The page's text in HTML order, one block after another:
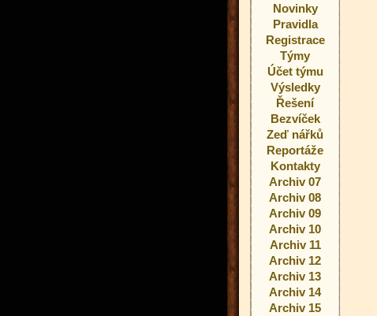
Novinky
Pravidla
Registrace
Týmy
Účet týmu
Výsledky
Řešení
Bezvíček
Zeď nářků
Reportáže
Kontakty
Archiv 07
Archiv 08
Archiv 09
Archiv 10
Archiv 11
Archiv 12
Archiv 13
Archiv 14
Archiv 15